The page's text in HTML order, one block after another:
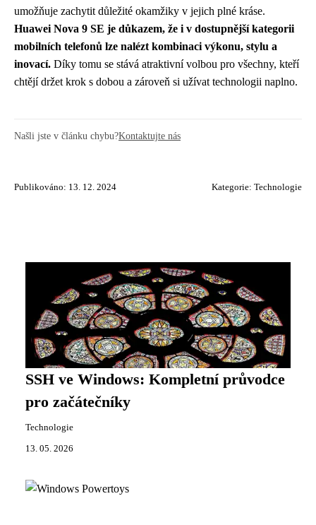
umožňuje zachytit důležité okamžiky v jejich plné kráse.
Huawei Nova 9 SE je důkazem, že i v dostupnější kategorii
mobilních telefonů lze nalézt kombinaci výkonu, stylu a
inovací. Díky tomu se stává atraktivní volbou pro všechny, kteří
chtějí držet krok s dobou a zároveň si užívat technologii naplno.
Našli jste v článku chybu?Kontaktujte nás
Publikováno: 13. 12. 2024 Kategorie: Technologie
SSH ve Windows: Kompletní průvodce
pro začátečníky
Technologie
13. 05. 2026